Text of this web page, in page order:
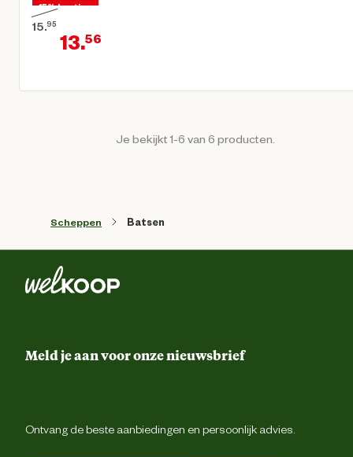
15% korting
15. 95
Oorspronkelijke prijs € 15,95
13.56
Huidige prijs € 13,56
Je bekijkt 1-6 van 6 producten.
Scheppen Batsen
Meld je aan voor onze nieuwsbrief
Ontvang de beste aanbiedingen en persoonlijk advies.